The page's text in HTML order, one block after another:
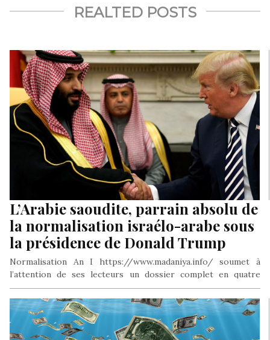
REALTED POSTS
L’Arabie saoudite, parrain absolu de
la normalisation israélo-arabe sous
la présidence de Donald Trump
Normalisation An I https://www.madaniya.info/ soumet à
l’attention de ses lecteurs un dossier complet en quatre
volets à l’occasion de la…